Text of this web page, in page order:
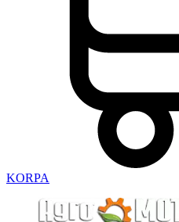
KORPA